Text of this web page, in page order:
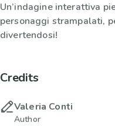
Un’indagine interattiva
personaggi strampalati,
divertendosi!
Credits
Valeria Conti
Author